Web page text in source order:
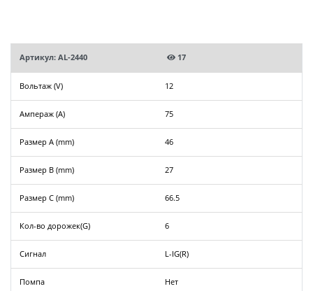
Артикул: AL-2440 17
Вольтаж (V) 12
Ампераж (A) 75
Размер A (mm) 46
Размер B (mm) 27
Размер C (mm) 66.5
Кол-во дорожек(G) 6
Сигнал L-IG(R)
Помпа Нет